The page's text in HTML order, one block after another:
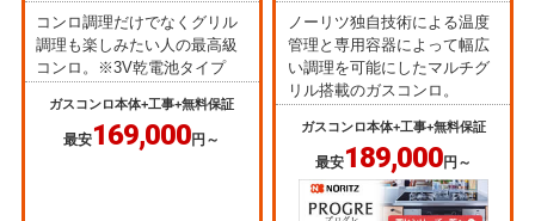
コンロ調理だけでなくグリル
調理も楽しみたい人の最高級
コンロ。※3V乾電池タイプ
ガスコンロ本体+工事+無料保証
最安169,000円～
ノーリツ独自技術による温度
管理と専用容器によって幅広
い調理を可能にしたマルチグ
リル搭載のガスコンロ。
ガスコンロ本体+工事+無料保証
最安189,000円～